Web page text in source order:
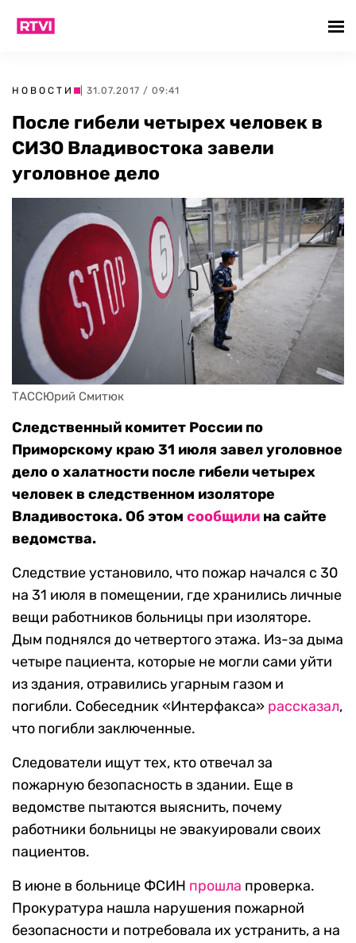
НОВОСТИ | 31.07.2017 / 09:41
После гибели четырех человек в
СИЗО Владивостока завели
уголовное дело
ТАССЮрий Смитюк
Следственный комитет России по
Приморскому краю 31 июля завел уголовное
дело о халатности после гибели четырех
человек в следственном изоляторе
Владивостока. Об этом сообщили на сайте
ведомства.
Следствие установило, что пожар начался с 30
на 31 июля в помещении, где хранились личные
вещи работников больницы при изоляторе.
Дым поднялся до четвертого этажа. Из-за дыма
четыре пациента, которые не могли сами уйти
из здания, отравились угарным газом и
погибли. Собеседник «Интерфакса» рассказал,
что погибли заключенные.
Следователи ищут тех, кто отвечал за
пожарную безопасность в здании. Еще в
ведомстве пытаются выяснить, почему
работники больницы не эвакуировали своих
пациентов.
В июне в больнице ФСИН прошла проверка.
Прокуратура нашла нарушения пожарной
безопасности и потребовала их устранить, а на